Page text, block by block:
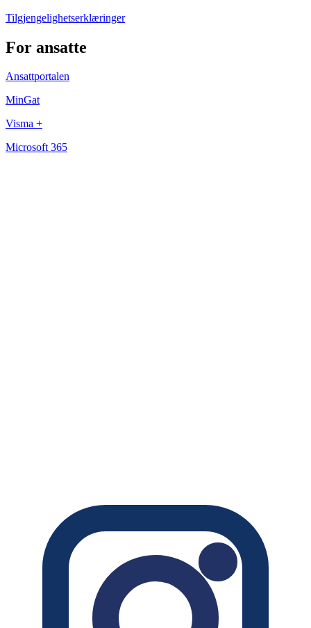
Tilgjengelighetserklæringer
For ansatte
Ansattportalen
MinGat
Visma +
Microsoft 365